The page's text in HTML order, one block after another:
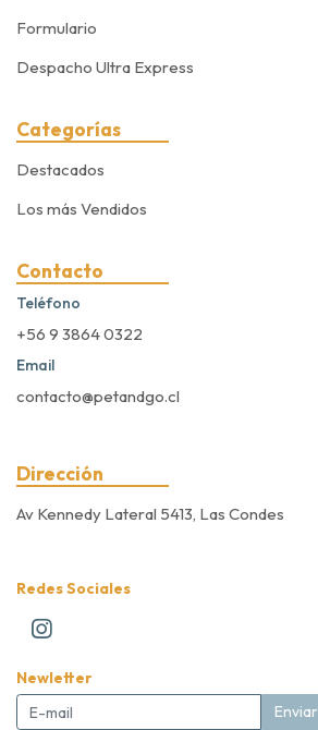
Formulario
Despacho Ultra Express
Categorías
Destacados
Los más Vendidos
Contacto
Teléfono
+56 9 3864 0322
Email
contacto@petandgo.cl
Dirección
Av Kennedy Lateral 5413, Las Condes
Redes Sociales
Newletter
Enviar